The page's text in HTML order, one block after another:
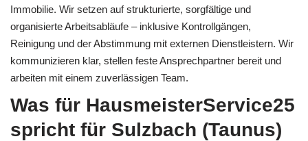
Immobilie. Wir setzen auf strukturierte, sorgfältige und
organisierte Arbeitsabläufe – inklusive Kontrollgängen,
Reinigung und der Abstimmung mit externen Dienstleistern. Wir
kommunizieren klar, stellen feste Ansprechpartner bereit und
arbeiten mit einem zuverlässigen Team.
Was für HausmeisterService25
spricht für Sulzbach (Taunus)